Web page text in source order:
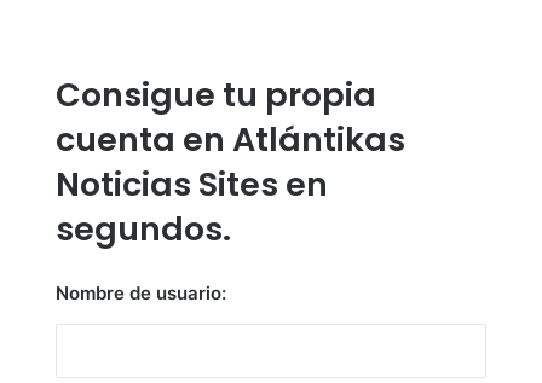
Consigue tu propia
cuenta en Atlántikas
Noticias Sites en
segundos.
Nombre de usuario: